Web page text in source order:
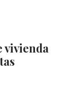
vivienda